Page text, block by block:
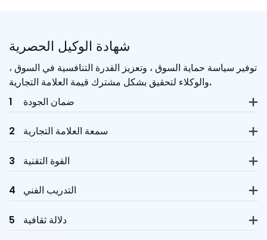
شهادة الوكيل الحصرية
توفير سياسة حماية السوق ، وتعزيز القدرة التنافسية في السوق ،
والوكلاء لتحقيق بشكل مشترك قيمة العلامة التجارية.
1
ضمان الجودة
2 سمعة العلامة التجارية
3 القوة التقنية
4 التدريب الفني
5 دلالة ثقافية